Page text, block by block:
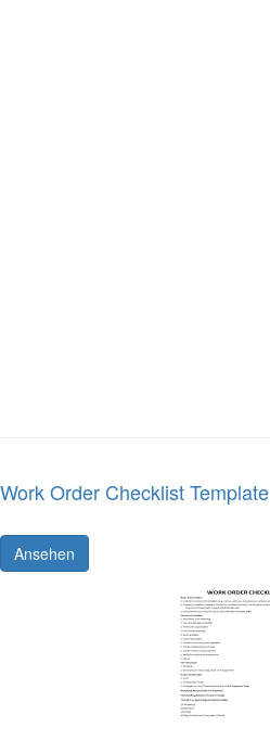
Work Order Checklist Template
Ansehen